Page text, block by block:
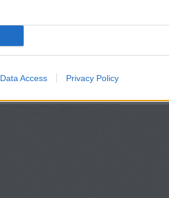
Data Access Privacy Policy